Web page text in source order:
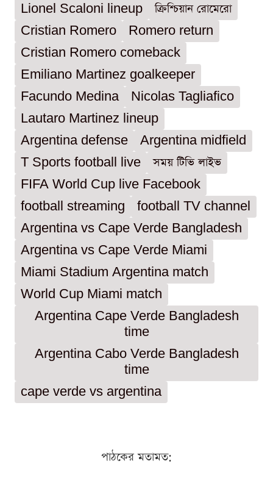
Lionel Scaloni lineup
ক্রিশ্চিয়ান রোমেরো
Cristian Romero
Romero return
Cristian Romero comeback
Emiliano Martinez goalkeeper
Facundo Medina
Nicolas Tagliafico
Lautaro Martinez lineup
Argentina defense
Argentina midfield
T Sports football live
সময় টিভি লাইভ
FIFA World Cup live Facebook
football streaming
football TV channel
Argentina vs Cape Verde Bangladesh
Argentina vs Cape Verde Miami
Miami Stadium Argentina match
World Cup Miami match
Argentina Cape Verde Bangladesh
time
Argentina Cabo Verde Bangladesh
time
cape verde vs argentina
পাঠকের মতামত: